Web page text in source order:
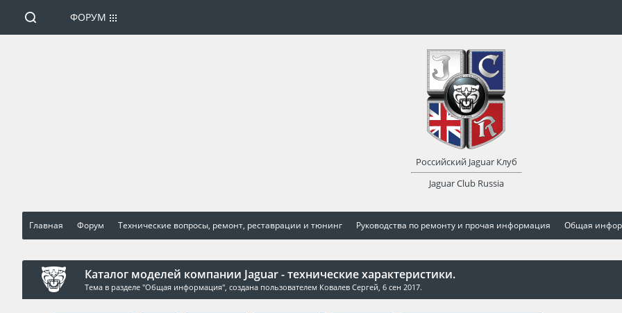
Главная Форум Технические вопросы, ремонт, реставрации и тюнинг Руководства по ремонту и прочая информация Общая
Каталог моделей компании Jaguar - технические характеристики.
Тема в разделе "Общая информация", создана пользователем Ковалев Сергей, 6 сен 2017.
ФОРУМ
Российский Jaguar Клуб
Jaguar Club Russia